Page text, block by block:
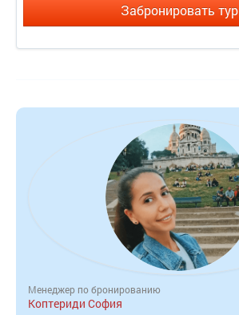
смена полотенец: ежедневно;
смена постельного белья: 1 раз в 3 дня;
Забронировать тур
Менеджер по бронированию
Коптериди София